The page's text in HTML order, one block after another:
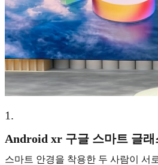
1.
Android xr 구글 스마트 글래
스마트 안경을 착용한 두 사람이 서